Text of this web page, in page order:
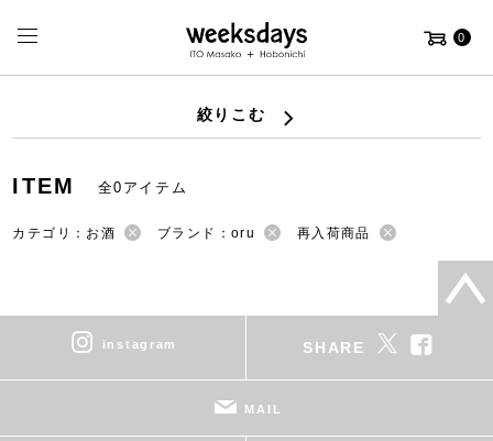
0
絞りこむ
ITEM 全0アイテム
カテゴリ：お酒 ブランド：oru 再入荷商品
instagram SHARE
MAIL